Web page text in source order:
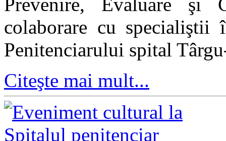
colaborare cu specialiştii
Penitenciarului spital
Citeşte mai mult...